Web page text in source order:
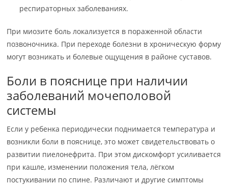
респираторных заболеваниях.
При миозите боль локализуется в пораженной области
позвоночника. При переходе болезни в хроническую форму
могут возникать и болевые ощущения в районе суставов.
Боли в пояснице при наличии
заболеваний мочеполовой
системы
Если у ребенка периодически поднимается температура и
возникли боли в пояснице, это может свидетельствовать о
развитии пиелонефрита. При этом дискомфорт усиливается
при кашле, изменении положения тела, лёгком
постукивании по спине. Различают и другие симптомы